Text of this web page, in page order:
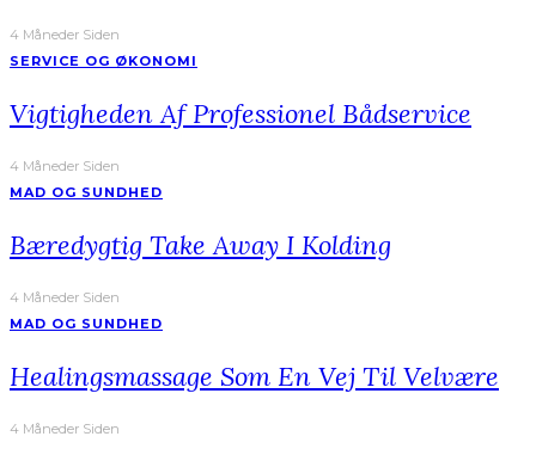
4 Måneder Siden
SERVICE OG ØKONOMI
Vigtigheden Af Professionel Bådservice
4 Måneder Siden
MAD OG SUNDHED
Bæredygtig Take Away I Kolding
4 Måneder Siden
MAD OG SUNDHED
Healingsmassage Som En Vej Til Velvære
4 Måneder Siden